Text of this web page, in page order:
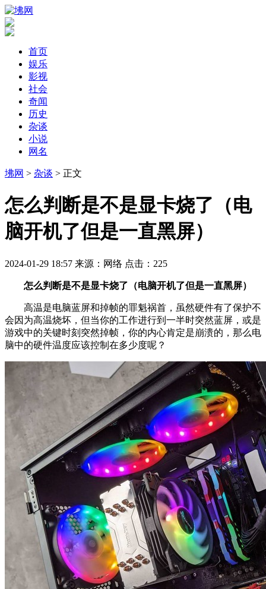
首页
娱乐
影视
社会
奇闻
历史
杂谈
小说
网名
坲网 > 杂谈 > 正文
​怎么判断是不是显卡烧了（电
脑开机了但是一直黑屏）
2024-01-29 18:57 来源：网络 点击： 225
怎么判断是不是显卡烧了（电脑开机了但是一直黑屏）
高温是电脑蓝屏和掉帧的罪魁祸首，虽然硬件有了保护不
会因为高温烧坏，但当你的工作进行到一半时突然蓝屏，或是
游戏中的关键时刻突然掉帧，你的内心肯定是崩溃的，那么电
脑中的硬件温度应该控制在多少度呢？